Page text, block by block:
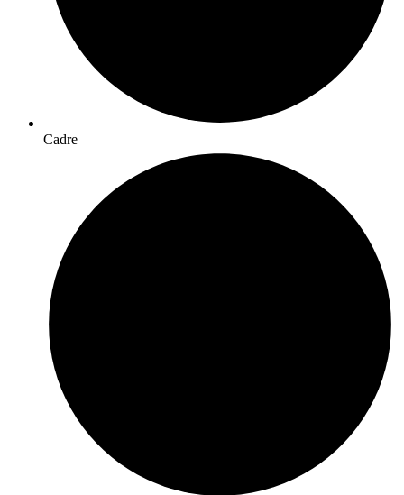
Cadre